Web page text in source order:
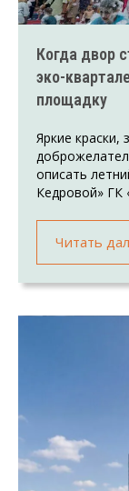
Когда двор
эко-
площадку
Яркие краски,
описать
Кедровой» ГК
Читать